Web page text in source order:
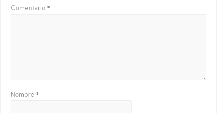
Comentario *
Nombre *